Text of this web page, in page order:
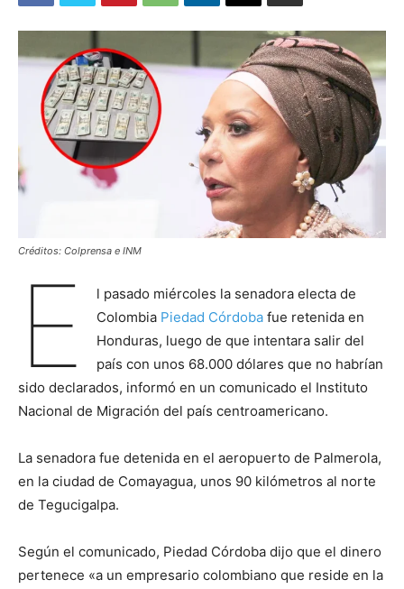
Créditos: Colprensa e INM
E
l pasado miércoles la senadora electa de
ColombiaPiedad Córdobafue retenida en
Honduras, luego de que intentara salir del
país con unos 68.000 dólares que no habrían
sido declarados, informó en un comunicado el Instituto
Nacional de Migración del país centroamericano.
La senadora fue detenida en el aeropuerto de Palmerola,
en la ciudad de Comayagua, unos 90 kilómetros al norte
de Tegucigalpa.
Según el comunicado, Piedad Córdoba dijo que el dinero
pertenece «a un empresario colombiano que reside en la